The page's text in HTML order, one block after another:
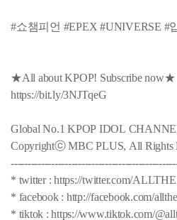
#쇼챔피언 #EPEX #UNIVERSE #
★All about KPOP! Subscribe now★
https://bit.ly/3NJTqeG
Global No.1 KPOP IDOL
Copyrightⓒ MBC PLUS, All Rights
* twitter : https://twitter.com/
* facebook : http://facebook.com/
* tiktok : https://www.tiktok.com/